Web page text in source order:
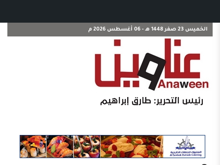
الخميس 23 صفر 1448 هـ - 06 أغسطس 2026 م